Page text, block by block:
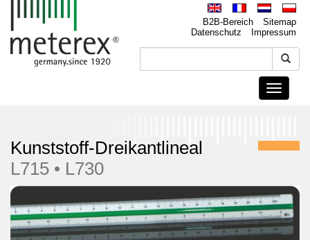
B2B-Bereich
Sitemap
Datenschutz
Impressum
Toggle
Kunststoff-Dreikantlineal
L715 • L730